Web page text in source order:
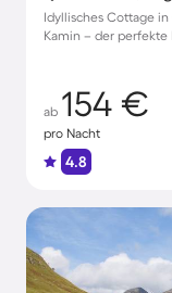
Idyllisches Cottage
Kamin – der perfekte
ab 154 €
pro Nacht
4.8